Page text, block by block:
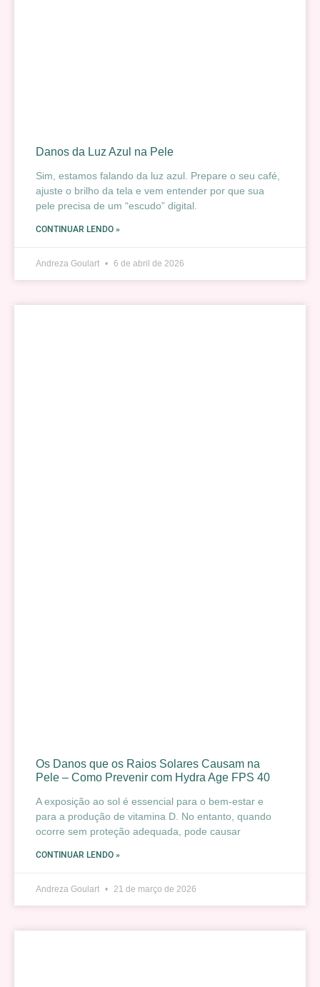
Danos da Luz Azul na Pele
Sim, estamos falando da luz azul. Prepare o seu café,
ajuste o brilho da tela e vem entender por que sua
pele precisa de um “escudo” digital.
CONTINUAR LENDO »
Andreza Goulart 6 de abril de 2026
Os Danos que os Raios Solares Causam na
Pele – Como Prevenir com Hydra Age FPS 40
A exposição ao sol é essencial para o bem-estar e
para a produção de vitamina D. No entanto, quando
ocorre sem proteção adequada, pode causar
CONTINUAR LENDO »
Andreza Goulart 21 de março de 2026